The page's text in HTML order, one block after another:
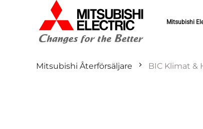
Mitsubishi
Mitsubishi Återförsäljare BIC Klimat &